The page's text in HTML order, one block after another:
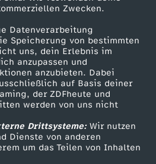
Zwecken.
Datenverarbeitung
Speicherung von bestimmten
uns, dein Erlebnis im
anzupassen und
anzubieten. Dabei
auf Basis deiner
der ZDFheute und
werden von uns nicht
Drittsysteme:Wir nutzen
Dienste von anderen
um das Teilen von Inhalten
Tickets
Zuschauerservice
Hilfe